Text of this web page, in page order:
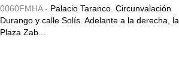
0060FMHA - Palacio Taranco. Circunvalación
Durango y calle Solís. Adelante a la derecha, la
Plaza Zab...